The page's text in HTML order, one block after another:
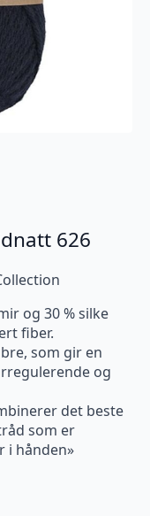
626
og 30 % silke
fiber.
som gir en
og
det beste
som er
i hånden»